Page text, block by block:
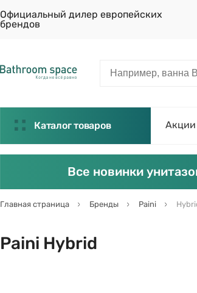
Официальный дилер европейских
брендов
Каталог товаров Акции
Все новинки
Главная страница Бренды Paini
Paini Hybrid